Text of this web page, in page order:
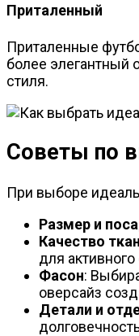
Приталенный
Приталенные
более элегантный
стиля.
Советы по
При выборе
Размер и
Качество
для
Фасон:
оверсайз
Детали и